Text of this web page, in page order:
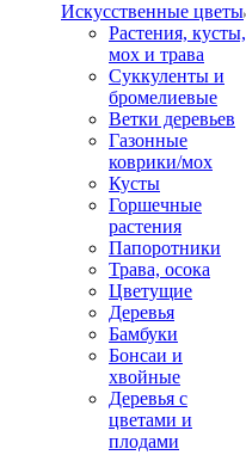
Искусственные цветы
Растения, кусты,
мох и трава
Суккуленты и
бромелиевые
Ветки деревьев
Газонные
коврики/мох
Кусты
Горшечные
растения
Папоротники
Трава, осока
Цветущие
Деревья
Бамбуки
Бонсаи и
хвойные
Деревья с
цветами и
плодами